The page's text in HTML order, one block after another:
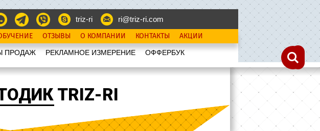
triz-ri ri@triz-ri.com
ОТЗЫВЫ О КОМПАНИИ КОНТАКТЫ АКЦИИ
ПРОДАЖ РЕКЛАМНОЕ ИЗМЕРЕНИЕ OФФЕРБУК
TRIZ-RI